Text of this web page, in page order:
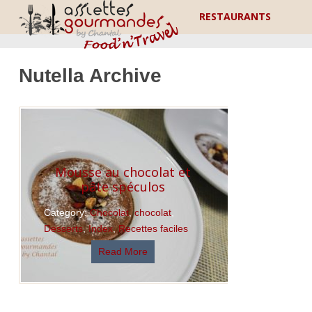
RESTAURANTS
Nutella Archive
Mousse au chocolat et
pâte spéculos
Category:Chocolat,chocolat,
Desserts,Index,Recettes faciles
Read More